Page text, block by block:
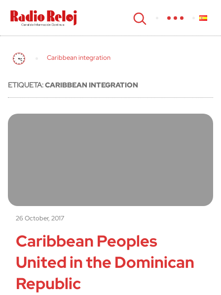
cerrar
Caribbean integration
ETIQUETA:CARIBBEAN INTEGRATION
26 October, 2017
Caribbean Peoples
United in the Dominican
Republic